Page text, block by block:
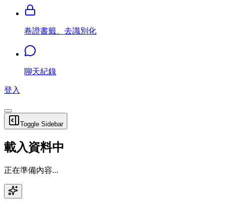
卷證書籤、去識別化
聊天紀錄
登入
Toggle Sidebar
載入資料中
正在準備內容...